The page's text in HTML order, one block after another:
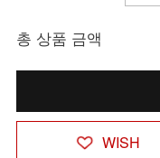
총 상품 금액
WISH